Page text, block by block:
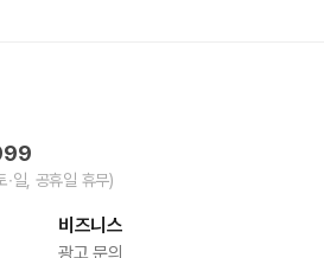
∙일, 공휴일 휴무)
비즈니스
광고 문의